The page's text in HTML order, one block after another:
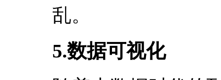
乱。
5.数据可视化